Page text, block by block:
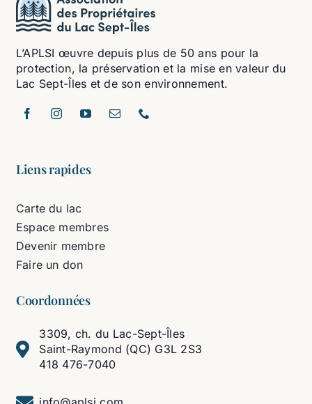
L’APLSI œuvre depuis plus de 50 ans pour la
protection, la préservation et la mise en valeur du
Lac Sept-Îles et de son environnement.
Liens rapides
Carte du lac
Espace membres
Devenir membre
Faire un don
Coordonnées
3309, ch. du Lac-Sept-Îles
Saint-Raymond (QC) G3L 2S3
418 476-7040